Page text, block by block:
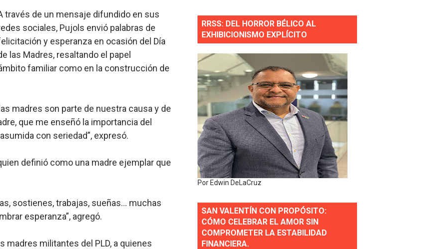
con jornada asistencial de Desarrollo de la Comunidad y Ejército RD
no seguir en la Presidencia de la Suprema Corte de Justicia.
económica y califica de ineficiente la gestión del gobierno
Militar Voluntario
Mejía RD tiene la oportunidad histórica de elegir la primera mujer presidente de la República
balazos en la avenida Abraham Lincoln y fallecer horas después
eléctrico ante constantes apagones en Santo Domingo Norte
de Notarios hace llamado a la unidad.
Social al Frente del INAIPI
como agentes “Todo el equipo de la DGM debe acogerse a normas éticas y ser garante de los derechos de
través de un mensaje difundido en sus
sociales, Pujols envió palabras de
y esperanza en ocasión del Día
las Madres, resaltando el papel
familiar como en la construcción de
madres son parte de nuestra causa y de
que me enseñó la importancia del
con seriedad”, expresó.
definió como una madre ejemplar que
sostienes, trabajas, sueñas… muchas
esperanza”, agregó.
militantes del PLD, a quienes
RRSS: DEL HORROR BÉLICO AL
EXHIBICIONISMO EXPLÍCITO
Por Edwin DeLaCruz
SAN VALENTÍN CON PROPÓSITO:
CÓMO CELEBRAR EL AMOR SIN
COMPROMETER LA ESTABILIDAD
FINANCIERA.